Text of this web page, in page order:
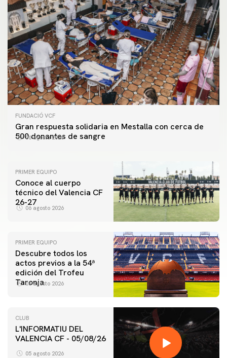
FUNDACIÓ VCF
Gran respuesta solidaria en Mestalla con cerca de
500 donantes de sangre
06 agosto 2026
PRIMER EQUIPO
Conoce al cuerpo
técnico del Valencia CF
26-27
06 agosto 2026
PRIMER EQUIPO
Descubre todos los
actos previos a la 54ª
edición del Trofeu
Taronja
06 agosto 2026
CLUB
L'INFORMATIU DEL
VALENCIA CF - 05/08/26
05 agosto 2026